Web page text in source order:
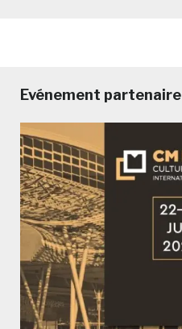
Evénement partenaire